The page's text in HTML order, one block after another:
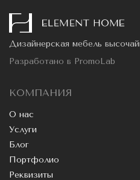
Дизайнерская мебель
Разработано в PromoLab
КОМПАНИЯ
О нас
Услуги
Блог
Портфолио
Реквизиты